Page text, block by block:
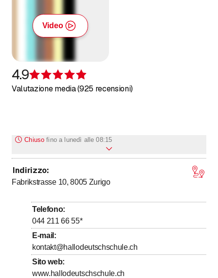
Video
4.9
Valutazione media (925 recensioni)
Chiuso fino a lunedì alle 08:15
Lunedì fino a
00
Martedì
Mercoledì
8:15- fino a
19:00
Giovedì
Venerdì
Sabato
Domenica
Indirizzo:
Fabrikstrasse 10, 8005 Zurigo
Telefono:
044 211 66 55*
E-mail :
kontakt@hallodeutschschule.ch
Sito web:
www.hallodeutschschule.ch